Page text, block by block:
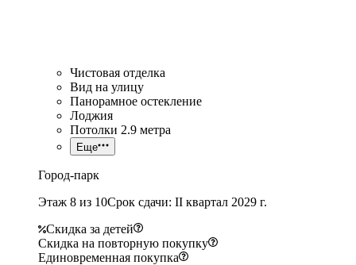
Чистовая отделка
Вид на улицу
Панорамное остекление
Лоджия
Потолки 2.9 метра
Еще
Город-парк
Этаж 8 из 10Срок сдачи: II квартал 2029 г.
Скидка за детей
Скидка на повторную покупку
Единовременная покупка